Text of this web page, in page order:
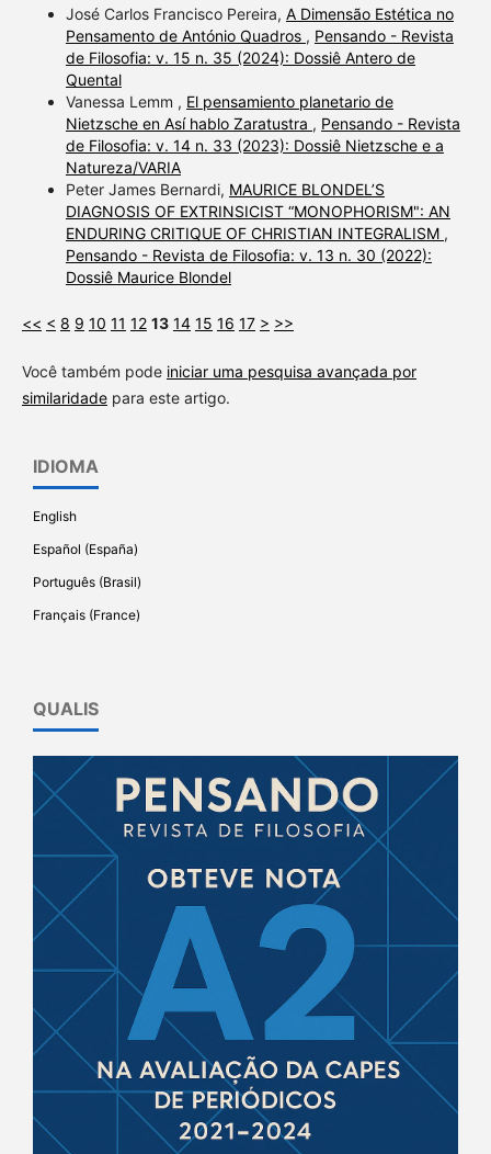
José Carlos Francisco Pereira, A Dimensão Estética no
Pensamento de António Quadros , Pensando - Revista
de Filosofia: v. 15 n. 35 (2024): Dossiê Antero de
Quental
Vanessa Lemm , El pensamiento planetario de
Nietzsche en Así hablo Zaratustra , Pensando - Revista
de Filosofia: v. 14 n. 33 (2023): Dossiê Nietzsche e a
Natureza/VARIA
Peter James Bernardi, MAURICE BLONDEL’S
DIAGNOSIS OF EXTRINSICIST “MONOPHORISM": AN
ENDURING CRITIQUE OF CHRISTIAN INTEGRALISM ,
Pensando - Revista de Filosofia: v. 13 n. 30 (2022):
Dossiê Maurice Blondel
<< < 8 9 10 11 12 13 14 15 16 17 > >>
Você também pode iniciar uma pesquisa avançada por
similaridadepara este artigo.
IDIOMA
English
Español (España)
Português (Brasil)
Français (France)
QUALIS